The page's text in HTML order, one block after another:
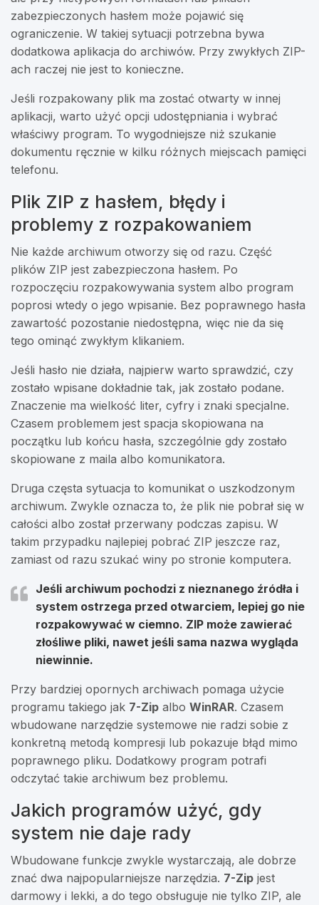
zabezpieczonych hasłem może pojawić się
ograniczenie. W takiej sytuacji potrzebna bywa
dodatkowa aplikacja do archiwów. Przy zwykłych ZIP-
ach raczej nie jest to konieczne.
Jeśli rozpakowany plik ma zostać otwarty w innej
aplikacji, warto użyć opcji udostępniania i wybrać
właściwy program. To wygodniejsze niż szukanie
dokumentu ręcznie w kilku różnych miejscach pamięci
telefonu.
Plik ZIP z hasłem, błędy i
problemy z rozpakowaniem
Nie każde archiwum otworzy się od razu. Część
plików ZIP jest zabezpieczona hasłem. Po
rozpoczęciu rozpakowywania system albo program
poprosi wtedy o jego wpisanie. Bez poprawnego hasła
zawartość pozostanie niedostępna, więc nie da się
tego ominąć zwykłym klikaniem.
Jeśli hasło nie działa, najpierw warto sprawdzić, czy
zostało wpisane dokładnie tak, jak zostało podane.
Znaczenie ma wielkość liter, cyfry i znaki specjalne.
Czasem problemem jest spacja skopiowana na
początku lub końcu hasła, szczególnie gdy zostało
skopiowane z maila albo komunikatora.
Druga częsta sytuacja to komunikat o uszkodzonym
archiwum. Zwykle oznacza to, że plik nie pobrał się w
całości albo został przerwany podczas zapisu. W
takim przypadku najlepiej pobrać ZIP jeszcze raz,
zamiast od razu szukać winy po stronie komputera.
Jeśli archiwum pochodzi z nieznanego źródła i
system ostrzega przed otwarciem, lepiej go nie
rozpakowywać w ciemno. ZIP może zawierać
złośliwe pliki, nawet jeśli sama nazwa wygląda
niewinnie.
Przy bardziej opornych archiwach pomaga użycie
programu takiego jak 7-Zip albo WinRAR. Czasem
wbudowane narzędzie systemowe nie radzi sobie z
konkretną metodą kompresji lub pokazuje błąd mimo
poprawnego pliku. Dodatkowy program potrafi
odczytać takie archiwum bez problemu.
Jakich programów użyć, gdy
system nie daje rady
Wbudowane funkcje zwykle wystarczają, ale dobrze
znać dwa najpopularniejsze narzędzia. 7-Zip jest
darmowy i lekki, a do tego obsługuje nie tylko ZIP, ale